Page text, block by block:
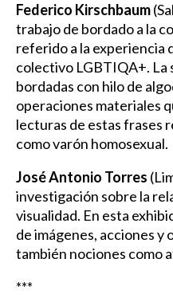
Federico Kirschbaum
trabajo de bordado a la
referido a la experiencia
colectivo LGBTIQA+. La
bordadas con hilo de
operaciones materiales
lecturas de estas frases
como varón homosexual.
José Antonio Torres
investigación sobre la
visualidad. En esta
de imágenes, acciones
también nociones como
***